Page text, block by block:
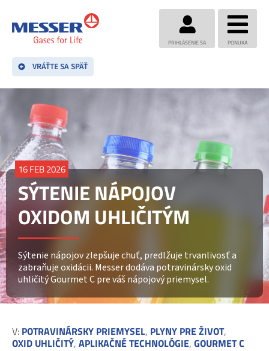
PRIHLÁSENIE SA PONUKA
VRÁŤTE SA SPÄŤ
16 FEB 2026
SÝTENIE NÁPOJOV
OXIDOM UHLIČITÝM
Sýtenie nápojov zlepšuje chuť, predlžuje trvanlivosť a
zabraňuje oxidácii. Messer dodáva potravinársky oxid
uhličitý Gourmet C pre váš nápojový priemysel.
V: POTRAVINÁRSKY PRIEMYSEL, PLYNY PRE ŽIVOT,
OXID UHLIČITÝ, APLIKAČNÉ TECHNOLÓGIE, GOURMET C